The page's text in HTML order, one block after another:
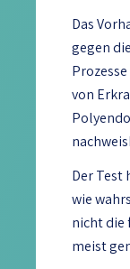
Das
gegen
von
Der Test
wie
nicht die
meist